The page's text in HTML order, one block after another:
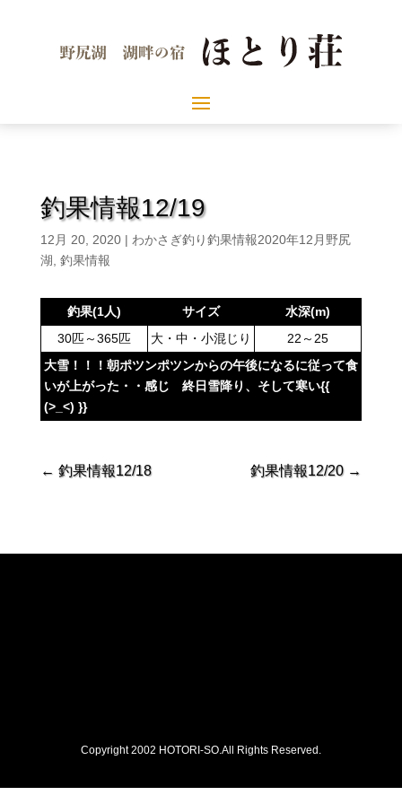
釣果情報12/19
12月 20, 2020| わかさぎ釣り釣果情報2020年12月野尻
湖 釣果情報
釣果(1人) サイズ
水深(m)
30匹～365匹
大・中・小混じり
22～25
大雪！！！朝ポツンポツンからの午後になるに従って食
いが上がった・・感じ 終日雪降り、そして寒い{{
(>_<) }}
← 釣果情報12/18 釣果情報12/20→
Copyright 2002 HOTORI-SO.All Rights Reserved.